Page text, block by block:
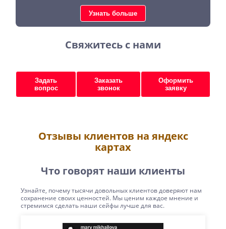
Узнать больше
Свяжитесь с нами
Задать
вопрос
Заказать
звонок
Оформить
заявку
Отзывы клиентов на яндекс
картах
Что говорят наши клиенты
Узнайте, почему тысячи довольных клиентов доверяют нам
сохранение своих ценностей. Мы ценим каждое мнение и
стремимся сделать наши сейфы лучше для вас.